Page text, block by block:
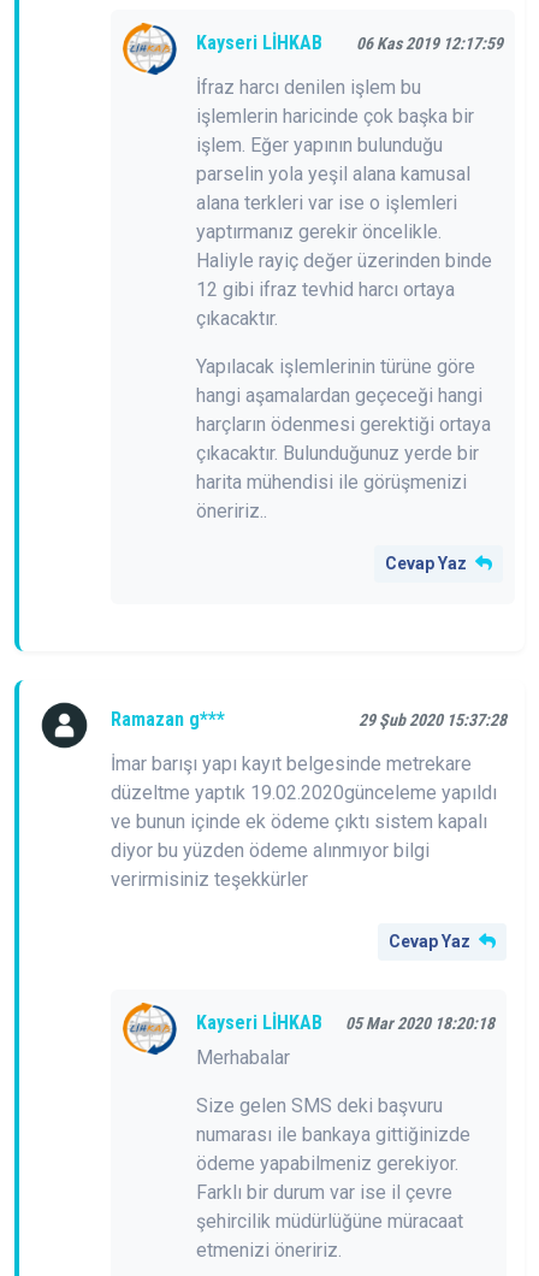
Kayseri LİHKAB 06 Kas 2019 12:17:59
İfraz harcı denilen işlem bu
işlemlerin haricinde çok başka bir
işlem. Eğer yapının bulunduğu
parselin yola yeşil alana kamusal
alana terkleri var ise o işlemleri
yaptırmanız gerekir öncelikle.
Haliyle rayiç değer üzerinden binde
12 gibi ifraz tevhid harcı ortaya
çıkacaktır.
Yapılacak işlemlerinin türüne göre
hangi aşamalardan geçeceği hangi
harçların ödenmesi gerektiği ortaya
çıkacaktır. Bulunduğunuz yerde bir
harita mühendisi ile görüşmenizi
öneririz..
Cevap Yaz
Ramazan g*** 29 Şub 2020 15:37:28
İmar barışı yapı kayıt belgesinde metrekare
düzeltme yaptık 19.02.2020günceleme yapıldı
ve bunun içinde ek ödeme çıktı sistem kapalı
diyor bu yüzden ödeme alınmıyor bilgi
verirmisiniz teşekkürler
Cevap Yaz
Kayseri LİHKAB 05 Mar 2020 18:20:18
Merhabalar
Size gelen SMS deki başvuru
numarası ile bankaya gittiğinizde
ödeme yapabilmeniz gerekiyor.
Farklı bir durum var ise il çevre
şehircilik müdürlüğüne müracaat
etmenizi öneririz.